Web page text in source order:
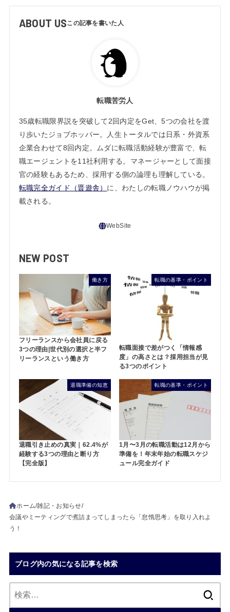
ABOUT US
転職苦労人
35歳転職限界説を突破して2回内定をGet、5つの会社を渡
り歩いたジョブホッパー。人生トータルでは日系・外資系
企業合わせて8回内定。ムダに転職活動経験が豊富で、転
職エージェントを11社利用する。マネージャーとして面接
官の経験もあるため、採用する側の論理も理解している。
転職完全ガイド（晋遊舎） に、わたしの転職ノウハウが掲
載される。
NEW POST
働き方
フリーランスから会社員に戻る
3つの理由|世代別の選択と半フ
リーランスという働き方
転職の基準・ポイント
転職面接で差がつく「情報感
度」の高さとは？採用担当が見
る3つのポイント
退職準備の知恵
退職引き止めの真実｜62.4%が
経験する3つの理由と断り方
【完全版】
転職の基準・ポイント
1月〜3月の転職活動は12月から
準備を！年末年始の転職スケジ
ュール完全ガイド
ホーム 雑記・お知らせ
会議やミーティングで煮詰まってしまったら「怠惰思考」を取り入れよ
う！
ブログ内の気になる記事を検索